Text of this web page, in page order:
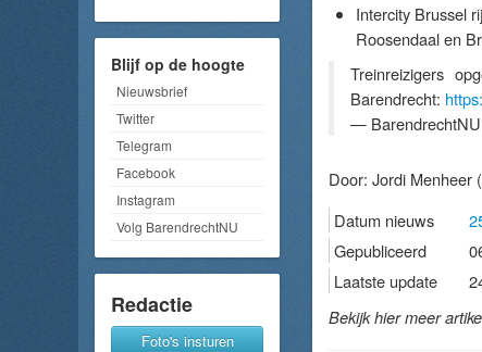
Blijf op de hoogte
Nieuwsbrief
Twitter
Telegram
Facebook
Instagram
Volg BarendrechtNU
Redactie
Foto's insturen
Intercity Brussel
Roosendaal en
Treinreizigers
Barendrecht:
—
Door: Jordi Menheer
Datum nieuws
Gepubliceerd
Laatste update
Bekijk hier meer